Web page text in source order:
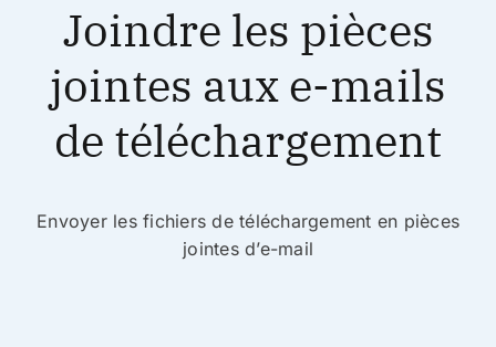
Joindre les pièces
jointes aux e-mails
de téléchargement
Envoyer les fichiers de téléchargement en pièces
jointes d’e-mail